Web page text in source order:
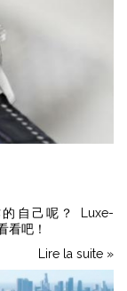
自己呢？ Luxe-
看吧！
Lire la suite »